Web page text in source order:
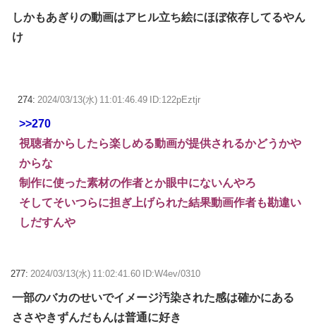
しかもあぎりの動画はアヒル立ち絵にほぼ依存してるやん
け
274: 2024/03/13(水) 11:01:46.49 ID:122pEztjr
>>270
視聴者からしたら楽しめる動画が提供されるかどうかや
からな
制作に使った素材の作者とか眼中にないんやろ
そしてそいつらに担ぎ上げられた結果動画作者も勘違い
しだすんや
277: 2024/03/13(水) 11:02:41.60 ID:W4ev/0310
一部のバカのせいでイメージ汚染された感は確かにある
ささやきずんだもんは普通に好き